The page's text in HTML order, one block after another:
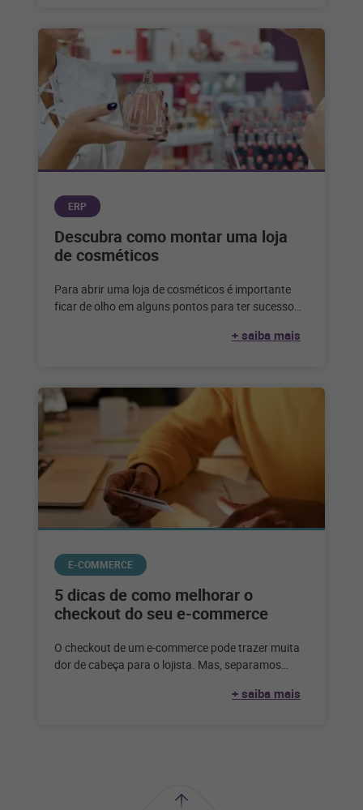
ERP
Descubra como montar uma loja
de cosméticos
Para abrir uma loja de cosméticos é importante
ficar de olho em alguns pontos para ter sucesso
+ saiba mais
E-COMMERCE
5 dicas de como melhorar o
checkout do seu e-commerce
O checkout de um e-commerce pode trazer muita
dor de cabeça para o lojista. Mas, separamos
+ saiba mais